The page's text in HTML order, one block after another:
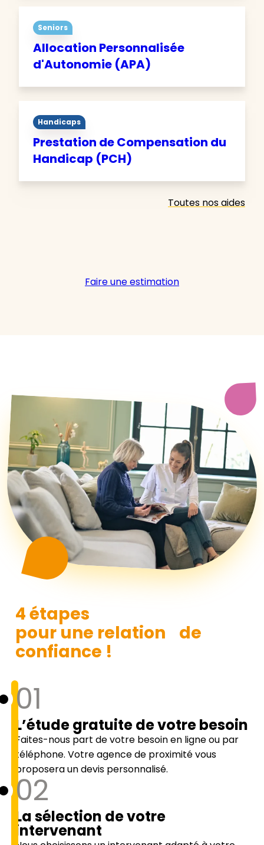
Seniors
Allocation Personnalisée
d'Autonomie (APA)
Handicaps
Prestation de Compensation du
Handicap (PCH)
Toutes nos aides
Faire une estimation
4 étapes
pour une relation de
confiance !
01
L’étude gratuite de votre besoin
Faites-nous part de votre besoin en ligne ou par
téléphone. Votre agence de proximité vous
proposera un devis personnalisé.
02
La sélection de votre
intervenant